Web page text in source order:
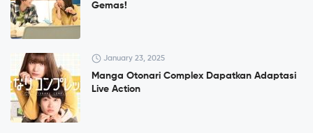
Gemas!
January 23, 2025
Manga Otonari Complex Dapatkan Adaptasi
Live Action